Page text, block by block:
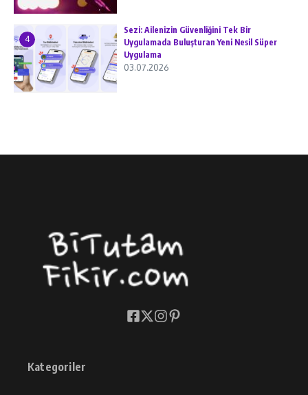
4
Sezi: Ailenizin Güvenliğini Tek Bir
Uygulamada Buluşturan Yeni Nesil Süper
Uygulama
03.07.2026
Kategoriler